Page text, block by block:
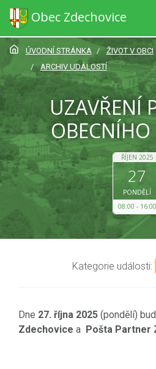
Obec Zdechovice
ÚVODNÍ STRÁNKA ŽIVOT V OBCI
ARCHIV UDÁLOSTÍ
UZAVŘENÍ
ŘÍJEN 2025
27
PONDĚLÍ
08:00
16:00
Kategorie události:
Dne 27. října 2025 (pondělí)
Zdechovice a Pošta Partner